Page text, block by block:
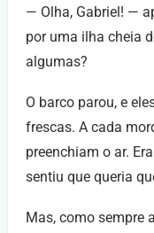
— Olha, Gabriel! —
por uma ilha cheia
algumas?
O barco parou, e
frescas. A cada
preenchiam o ar.
sentiu que queria
Mas, como sempre